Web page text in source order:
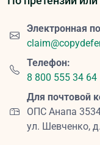
Электронная
Телефон:
8 800 555 34 64
Для почтовой
ОПС Анапа
ул. Шевченко,